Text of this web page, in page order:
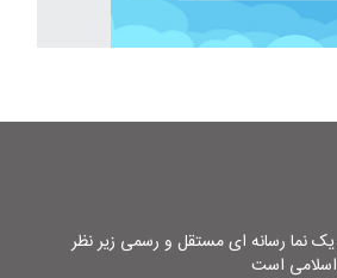
نما رسانه ای مستقل و رسمی زیر نظر
است